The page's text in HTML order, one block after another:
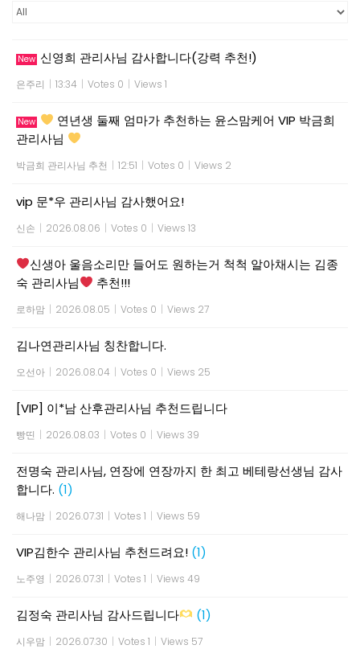
New 신영희 관리사님 감사합니다(강력 추천!)
은주리 | 13:34 | Votes 0 | Views 1
New
연년생 둘째 엄마가 추천하는 윤스맘케어 VIP 박금희
관리사님
박금희 관리사님 추천 | 12:51 | Votes 0 | Views 2
vip 문*우 관리사님 감사했어요!
신손 | 2026.08.06 | Votes 0 | Views 13
신생아 울음소리만 들어도 원하는거 척척 알아채시는 김종
숙 관리사님
추천!!!
로하맘 | 2026.08.05 | Votes 0 | Views 27
김나연관리사님 칭찬합니다.
오선아 | 2026.08.04 | Votes 0 | Views 25
[VIP] 이*남 산후관리사님 추천드립니다
빵띤 | 2026.08.03 | Votes 0 | Views 39
전명숙 관리사님, 연장에 연장까지 한 최고 베테랑선생님 감사
합니다. (1)
해나맘 | 2026.07.31 | Votes 1 | Views 59
VIP김한수 관리사님 추천드려요! (1)
노주영 | 2026.07.31 | Votes 1 | Views 49
김정숙 관리사님 감사드립니다 (1)
시우맘 | 2026.07.30 | Votes 1 | Views 57